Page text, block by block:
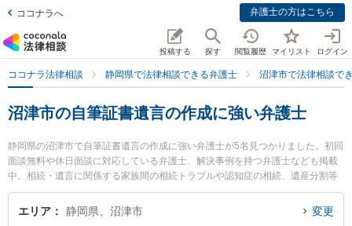
ココナラへ 弁護士の方はこちら
投稿する 探す 閲覧履歴 マイリスト ログイン
ココナラ法律相談 静岡県で法律相談できる弁護士 沼津市で法律相談で
沼津市の自筆証書遺言の作成に強い弁護士
静岡県の沼津市で自筆証書遺言の作成に強い弁護士が5名見つかりました。初回
面談無料や休日面談に対応している弁護士、解決事例を持つ弁護士なども掲載
中。相続・遺言に関係する家族間の相続トラブルや認知症の相続、遺産分割等
の細かな分野での絞り込み検索もでき便利です。特にベリーベスト法律事務所
沼津オフィスの米田 幸司弁護士や杉内法律事務所の杉内 晨光弁護士、伊東法律
エリア 静岡県、沼津市 変更